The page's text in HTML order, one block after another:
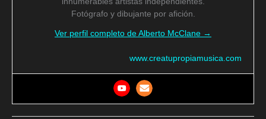
Fotógrafo y dibujante por afición.
Ver perfil completo de Alberto McClane →
www.creatupropiamusica.com